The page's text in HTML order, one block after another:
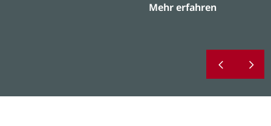
Mehr erfahren